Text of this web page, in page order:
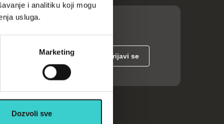
i analitiku koji mogu
usluga.
Marketing
Dozvoli sve